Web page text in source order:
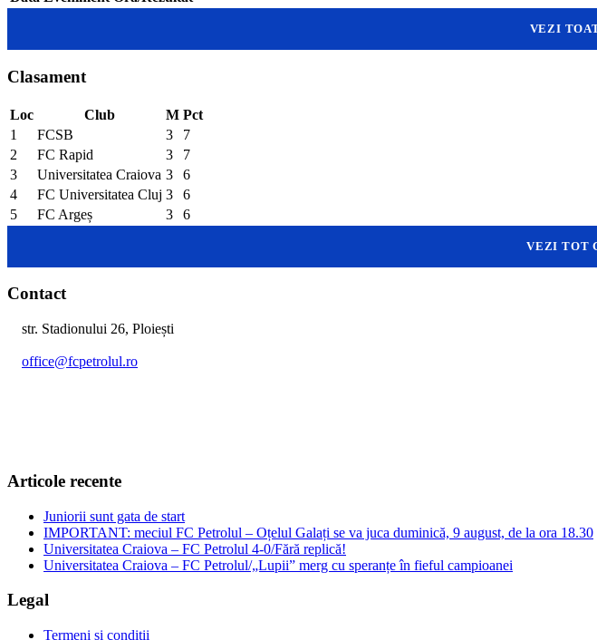
VEZI
Clasament
Loc Club M Pct
1
FCSB 3
7
2
FC Rapid 3
7
3
Universitatea Craiova 3
6
4
FC Universitatea Cluj 3
6
5
FC Argeș 3 6
VEZI TOT
Contact
str. Stadionului 26, Ploiești
office@fcpetrolul.ro
Articole recente
Juniorii sunt gata de start
IMPORTANT: meciul FC Petrolul – Oțelul Galați se va juca duminică, 9 august, de la ora 18.30
Universitatea Craiova – FC Petrolul 4-0/Fără replică!
Universitatea Craiova – FC Petrolul/„Lupii” merg cu speranțe în fieful campioanei
Legal
Termeni și condiții